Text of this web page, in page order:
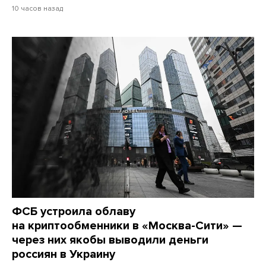
10 часов назад
ФСБ устроила облаву
на криптообменники в «Москва-Сити» —
через них якобы выводили деньги
россиян в Украину